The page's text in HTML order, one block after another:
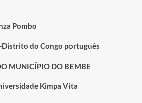
Pombo
do Congo português
MUNICÍPIO DO BEMBE
Kimpa Vita